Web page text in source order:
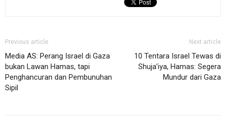
Previous article
Media AS: Perang Israel di Gaza
bukan Lawan Hamas, tapi
Penghancuran dan Pembunuhan
Sipil
Next article
10 Tentara Israel Tewas di
Shuja’iya, Hamas: Segera
Mundur dari Gaza